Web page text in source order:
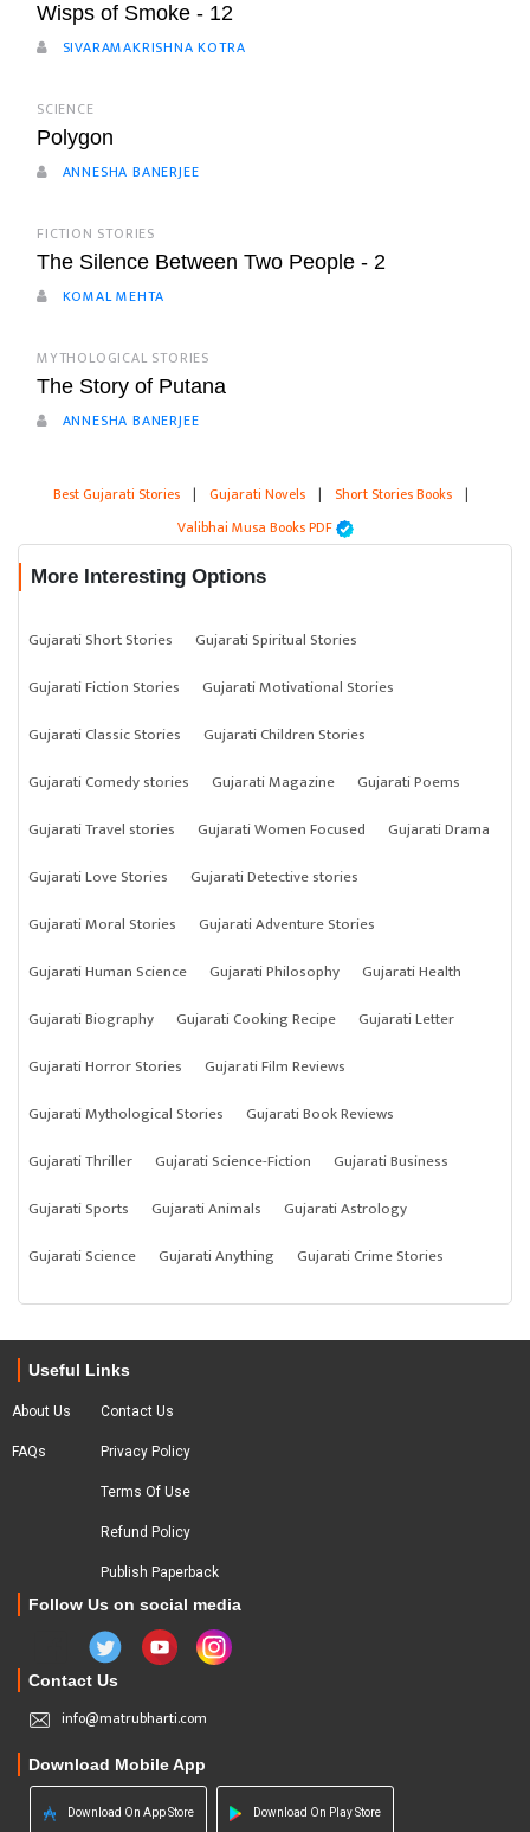
Wisps of Smoke - 12
SIVARAMAKRISHNA KOTRA
SCIENCE
Polygon
ANNESHA BANERJEE
FICTION STORIES
The Silence Between Two People - 2
KOMAL MEHTA
MYTHOLOGICAL STORIES
The Story of Putana
ANNESHA BANERJEE
Best Gujarati Stories | Gujarati Novels | Short Stories Books |
Valibhai Musa Books PDF
More Interesting Options
Gujarati Short Stories
Gujarati Spiritual Stories
Gujarati Fiction Stories
Gujarati Motivational Stories
Gujarati Classic Stories
Gujarati Children Stories
Gujarati Comedy stories
Gujarati Magazine
Gujarati Poems
Gujarati Travel stories
Gujarati Women Focused
Gujarati Drama
Gujarati Love Stories
Gujarati Detective stories
Gujarati Moral Stories
Gujarati Adventure Stories
Gujarati Human Science
Gujarati Philosophy
Gujarati Health
Gujarati Biography
Gujarati Cooking Recipe
Gujarati Letter
Gujarati Horror Stories
Gujarati Film Reviews
Gujarati Mythological Stories
Gujarati Book Reviews
Gujarati Thriller
Gujarati Science-Fiction
Gujarati Business
Gujarati Sports
Gujarati Animals
Gujarati Astrology
Gujarati Science
Gujarati Anything Gujarati Crime Stories
Useful Links
About Us
FAQs
Contact Us
Privacy Policy
Terms Of Use
Refund Policy
Publish Paperback
Follow Us on social media
Contact Us
info@matrubharti.com
Download Mobile App
Download On App Store Download On Play Store